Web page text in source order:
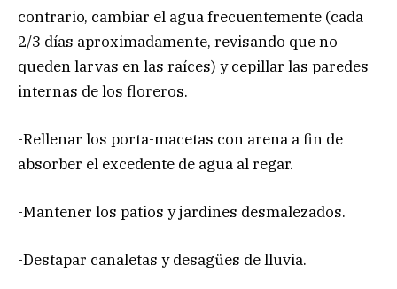
contrario, cambiar el agua frecuentemente (cada
2/3 días aproximadamente, revisando que no
queden larvas en las raíces) y cepillar las paredes
internas de los floreros.
-Rellenar los porta-macetas con arena a fin de
absorber el excedente de agua al regar.
-Mantener los patios y jardines desmalezados.
-Destapar canaletas y desagües de lluvia.